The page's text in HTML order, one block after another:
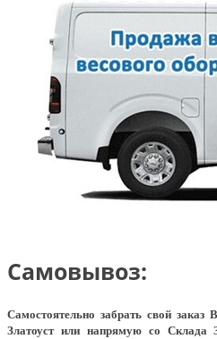
Самовывоз:
Самостоятельно забрать свой
Златоуст или напрямую со Склада